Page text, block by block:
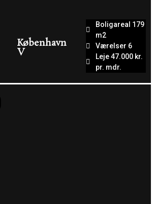
Boligareal 179
m2
Værelser 6
Leje 47.000 kr.
pr. mdr.
København
V